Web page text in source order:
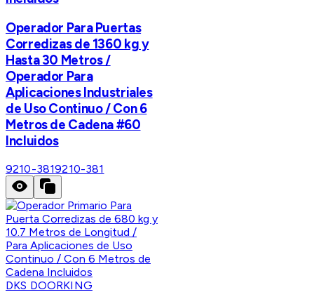
Operador Para Puertas
Corredizas de 1360 kg y
Hasta 30 Metros /
Operador Para
Aplicaciones Industriales
de Uso Continuo / Con 6
Metros de Cadena #60
Incluidos
9210-3819210-381
DKS DOORKING